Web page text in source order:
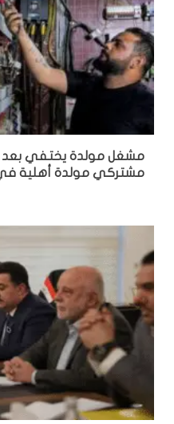
مشتركي مولدة أهلية في